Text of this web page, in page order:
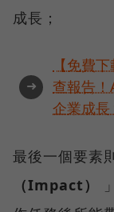
成長；
➜
【免費
查報告
企業成長
最後一個要素
（Impact）